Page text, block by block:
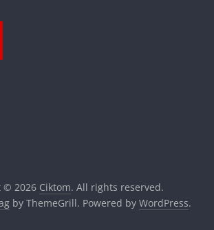
© 2026 Ciktom. All rights reserved.
by ThemeGrill. Powered by WordPress.